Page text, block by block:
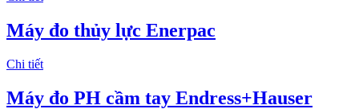
Máy đo thủy lực Enerpac
Chi tiết
Máy đo PH cầm tay Endress+Hauser